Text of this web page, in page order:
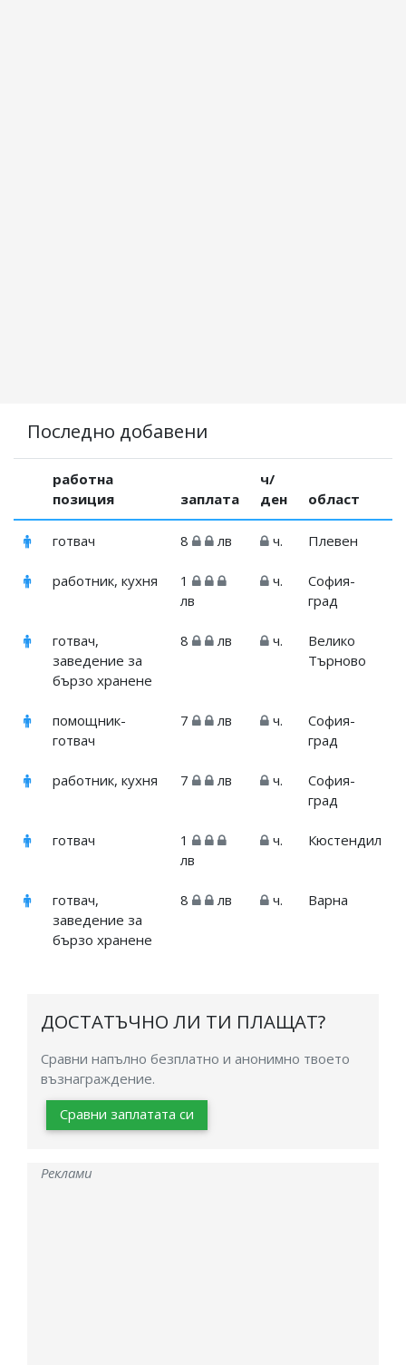
Последно добавени
работна
позиция
заплата
ч/
ден
област
готвач 8 лв ч. Плевен
работник, кухня
1
лв
ч.
София-
град
готвач,
заведение за
бързо хранене
8 лв ч.
Велико
Търново
помощник-
готвач
7 лв ч.
София-
град
работник, кухня 7 лв ч.
София-
град
готвач
1
лв
ч. Кюстендил
готвач,
заведение за
бързо хранене
8 лв ч. Варна
ДОСТАТЪЧНО ЛИ ТИ ПЛАЩАТ?
Сравни напълно безплатно и анонимно твоето
възнаграждение.
Сравни заплатата си
Реклами